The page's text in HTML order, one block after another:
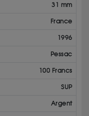
31 mm
France
1996
Pessac
100 Francs
SUP
Argent